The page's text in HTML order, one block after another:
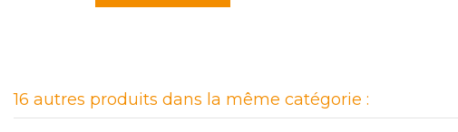
16 autres produits dans la même catégorie :